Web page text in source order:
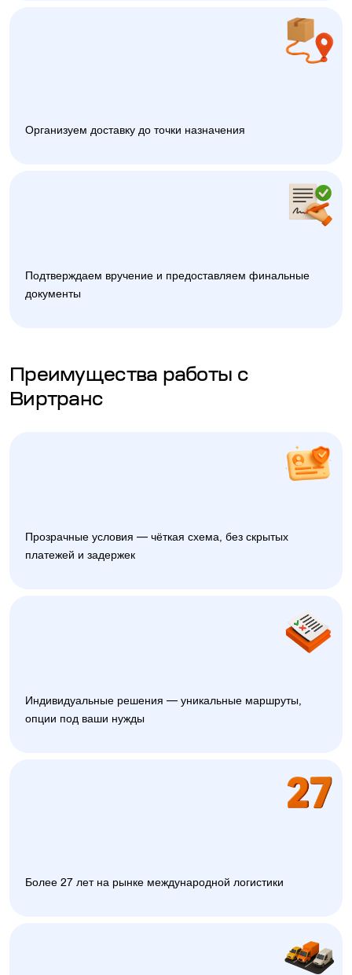
Организуем доставку до точки назначения
Подтверждаем вручение и предоставляем финальные
документы
Преимущества работы с
Виртранс
Прозрачные условия — чёткая схема, без скрытых
платежей и задержек
Индивидуальные решения — уникальные маршруты,
опции под ваши нужды
Более 27 лет на рынке международной логистики